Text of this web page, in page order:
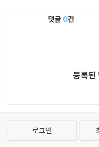
댓글 0건
등록된
로그인